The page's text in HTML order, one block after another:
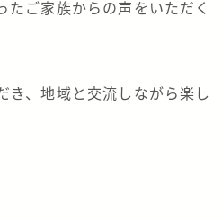
たご家族からの声をいただく
き、地域と交流しながら楽し